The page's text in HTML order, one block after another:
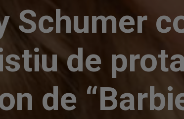
Schumer
de
de